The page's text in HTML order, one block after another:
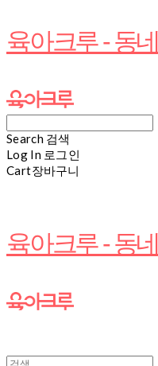
육아크루 - 동
Search 검색
Log In 로그인
Cart장바구니
육아크루 - 동